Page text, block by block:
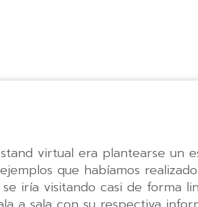
virtual era plantearse un
que habíamos
iría visitando casi de forma